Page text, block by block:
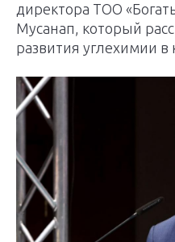
директора ТОО
Мусанап, который
развития углехимии в